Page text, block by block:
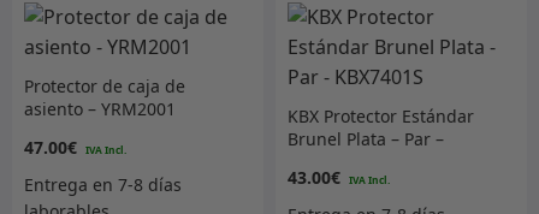
Protector de caja de
asiento – YRM2001
47.00€
KBX Protector Estándar
Brunel Plata – Par –
43.00€